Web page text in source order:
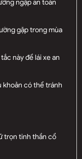
ngập an toàn
gặp trong mùa
này để lái xe an
khoản có thể tránh
trọn tinh thần cổ